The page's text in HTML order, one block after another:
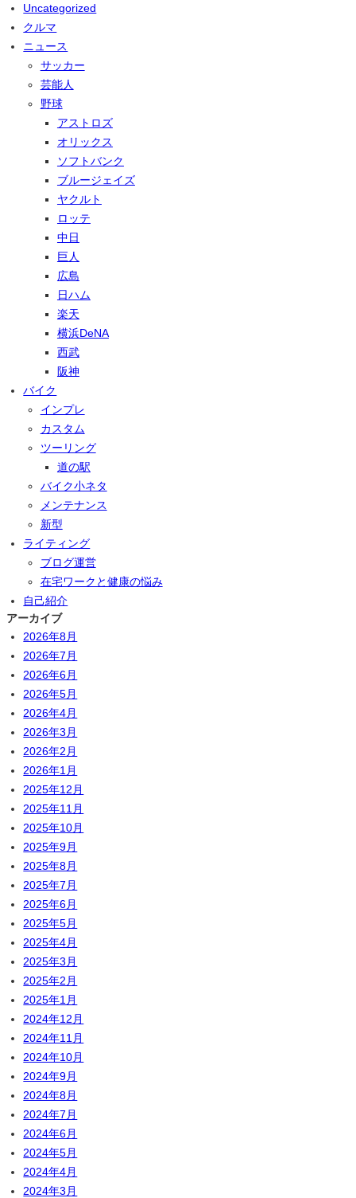
Uncategorized
クルマ
ニュース
サッカー
芸能人
野球
アストロズ
オリックス
ソフトバンク
ブルージェイズ
ヤクルト
ロッテ
中日
巨人
広島
日ハム
楽天
横浜DeNA
西武
阪神
バイク
インプレ
カスタム
ツーリング
道の駅
バイク小ネタ
メンテナンス
新型
ライティング
ブログ運営
在宅ワークと健康の悩み
自己紹介
アーカイブ
2026年8月
2026年7月
2026年6月
2026年5月
2026年4月
2026年3月
2026年2月
2026年1月
2025年12月
2025年11月
2025年10月
2025年9月
2025年8月
2025年7月
2025年6月
2025年5月
2025年4月
2025年3月
2025年2月
2025年1月
2024年12月
2024年11月
2024年10月
2024年9月
2024年8月
2024年7月
2024年6月
2024年5月
2024年4月
2024年3月